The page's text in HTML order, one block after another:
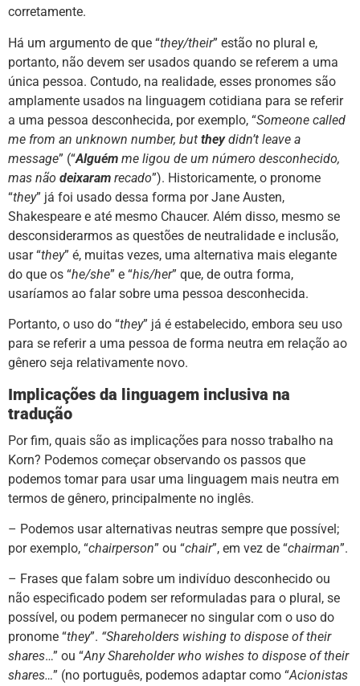
corretamente.
Há um argumento de que “they/their” estão no plural e,
portanto, não devem ser usados quando se referem a uma
única pessoa. Contudo, na realidade, esses pronomes são
amplamente usados na linguagem cotidiana para se referir
a uma pessoa desconhecida, por exemplo, “Someone called
me from an unknown number, but theydidn’t leave a
message” (“Alguém me ligou de um número desconhecido,
mas não deixaram recado”). Historicamente, o pronome
“they” já foi usado dessa forma por Jane Austen,
Shakespeare e até mesmo Chaucer. Além disso, mesmo se
desconsiderarmos as questões de neutralidade e inclusão,
usar “they” é, muitas vezes, uma alternativa mais elegante
do que os “he/she” e “his/her” que, de outra forma,
usaríamos ao falar sobre uma pessoa desconhecida.
Portanto, o uso do “they” já é estabelecido, embora seu uso
para se referir a uma pessoa de forma neutra em relação ao
gênero seja relativamente novo.
Implicações da linguagem inclusiva na
tradução
Por fim, quais são as implicações para nosso trabalho na
Korn? Podemos começar observando os passos que
podemos tomar para usar uma linguagem mais neutra em
termos de gênero, principalmente no inglês.
– Podemos usar alternativas neutras sempre que possível;
por exemplo, “chairperson” ou “chair”, em vez de “chairman”.
– Frases que falam sobre um indivíduo desconhecido ou
não especificado podem ser reformuladas para o plural, se
possível, ou podem permanecer no singular com o uso do
pronome “they”. “Shareholders wishing to dispose of their
shares…” ou “Any Shareholder who wishes to dispose of their
shares…” (no português, podemos adaptar como “Acionistas